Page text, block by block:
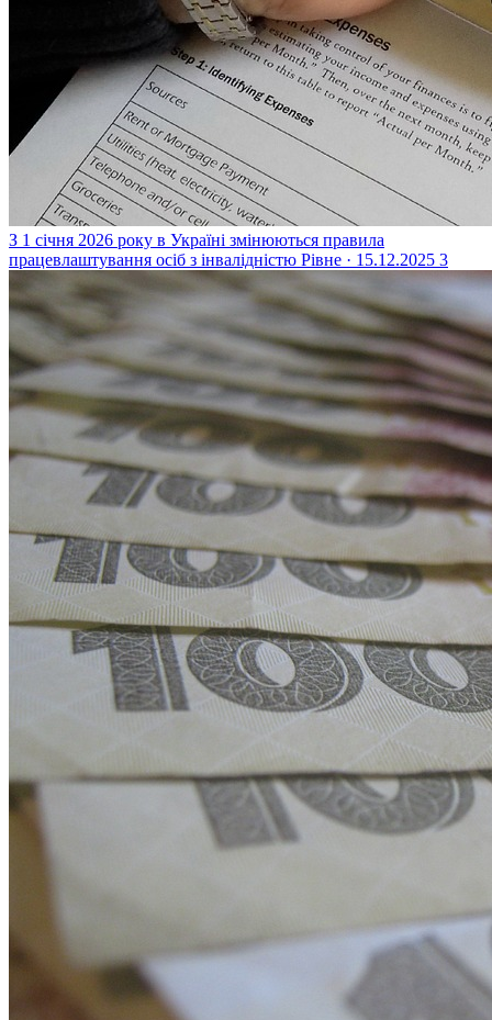
З 1 січня 2026 року в Україні змінюються правила
працевлаштування осіб з інвалідністю Рівне · 15.12.2025 3